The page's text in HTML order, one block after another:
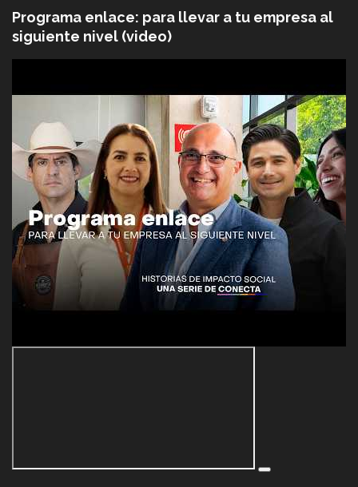
Programa enlace: para llevar a tu empresa al
siguiente nivel (video)